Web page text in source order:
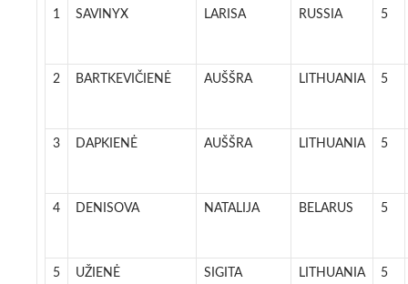
1 SAVINYX LARISA RUSSIA 5
2 BARTKEVIČIENĖ AUŠŠRA LITHUANIA 5
3 DAPKIENĖ AUŠŠRA LITHUANIA 5
4 DENISOVA NATALIJA BELARUS 5
5 UŽIENĖ SIGITA LITHUANIA 5